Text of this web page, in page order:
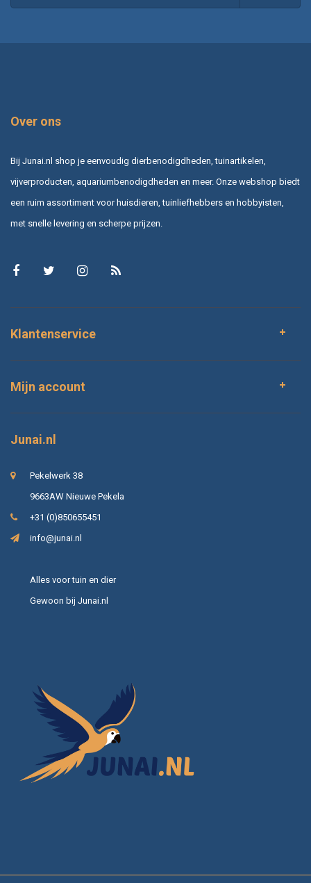
Over ons
Bij Junai.nl shop je eenvoudig dierbenodigdheden, tuinartikelen,
vijverproducten, aquariumbenodigdheden en meer. Onze webshop biedt
een ruim assortiment voor huisdieren, tuinliefhebbers en hobbyisten,
met snelle levering en scherpe prijzen.
Klantenservice
Mijn account
Junai.nl
Pekelwerk 38
9663AW Nieuwe Pekela
+31 (0)850655451
info@junai.nl
Alles voor tuin en dier
Gewoon bij Junai.nl